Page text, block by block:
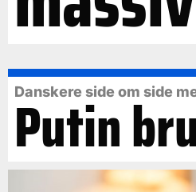
Danskere side om side
Putin